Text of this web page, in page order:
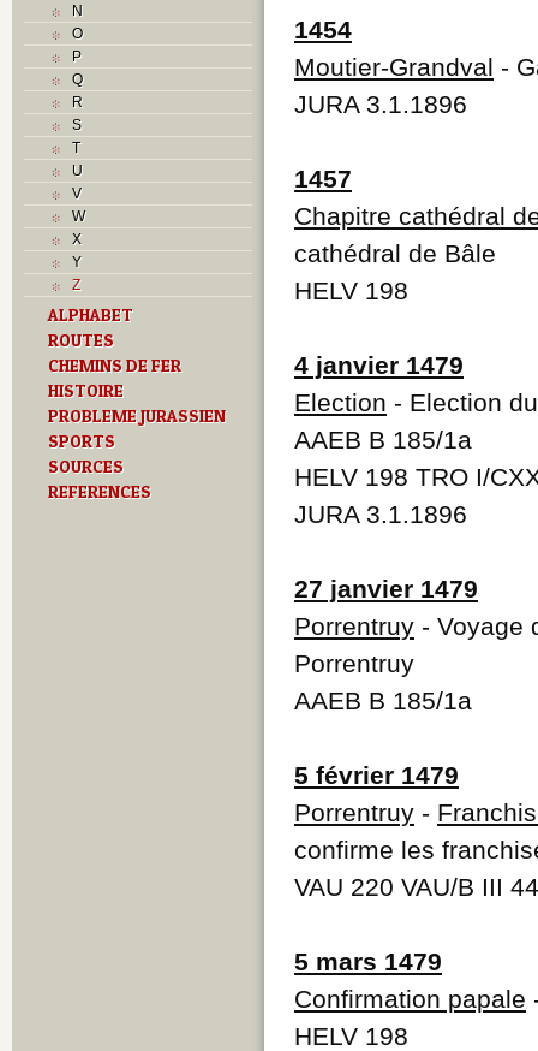
N
O
P
Q
R
S
T
U
V
W
X
Y
Z
ALPHABET
ROUTES
CHEMINS DE FER
HISTOIRE
PROBLEME JURASSIEN
SPORTS
SOURCES
REFERENCES
1454
Moutier-Grandval -
JURA 3.1.1896
1457
Chapitre cathédral
cathédral de Bâle
HELV 198
4 janvier 1479
Election - Election
AAEB B 185/1a
HELV 198 TRO I/
JURA 3.1.1896
27 janvier 1479
Porrentruy - Voyage
Porrentruy
AAEB B 185/1a
5 février 1479
Porrentruy -
confirme les
VAU 220 VAU/B III
5 mars 1479
Confirmation papale
HELV 198